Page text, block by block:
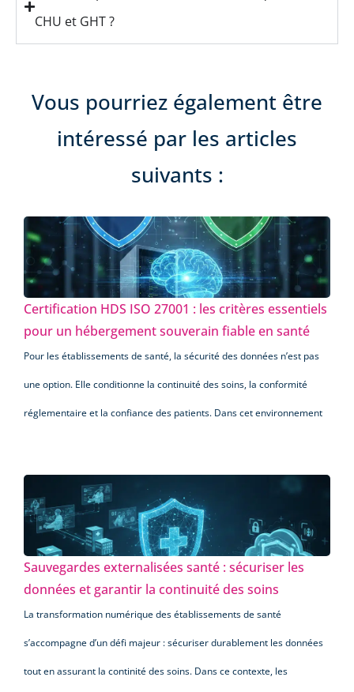
CHU et GHT ?
Vous pourriez également être
intéressé par les articles
suivants :
Certification HDS ISO 27001 : les critères essentiels
pour un hébergement souverain fiable en santé
Pour les établissements de santé, la sécurité des données n’est pas
une option. Elle conditionne la continuité des soins, la conformité
réglementaire et la confiance des patients. Dans cet environnement
Sauvegardes externalisées santé : sécuriser les
données et garantir la continuité des soins
La transformation numérique des établissements de santé
s’accompagne d’un défi majeur : sécuriser durablement les données
tout en assurant la continité des soins. Dans ce contexte, les